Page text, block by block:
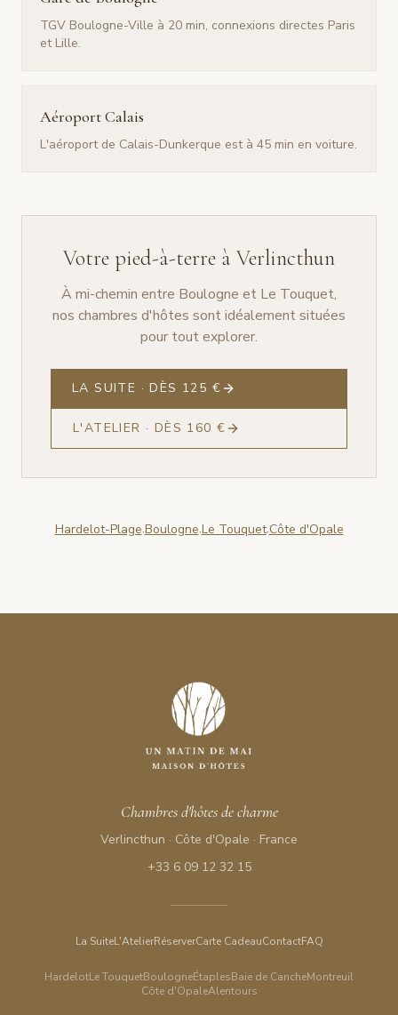
TGV Boulogne-Ville à 20 min, connexions directes Paris
et Lille.
Aéroport Calais
L'aéroport de Calais-Dunkerque est à 45 min en voiture.
Votre pied-à-terre à Verlincthun
À mi-chemin entre Boulogne et Le Touquet,
nos chambres d'hôtes sont idéalement situées
pour tout explorer.
LA SUITE · DÈS 125 €
L'ATELIER · DÈS 160 €
Hardelot-Plage·Boulogne·Le Touquet·Côte d'Opale
Chambres d'hôtes de charme
Verlincthun · Côte d'Opale · France
+33 6 09 12 32 15
La SuiteL'AtelierRéserverCarte CadeauContactFAQ
HardelotLe TouquetBoulogneÉtaplesBaie de CancheMontreuil
Côte d'OpaleAlentours